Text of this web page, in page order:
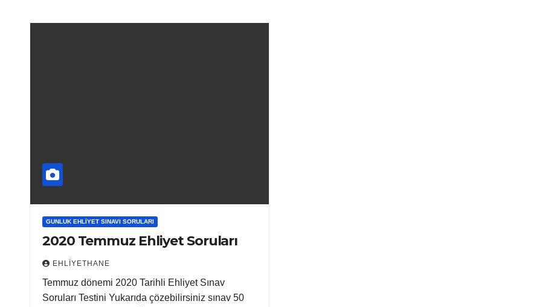
GUNLUK EHLIYET SINAVI SORULARI
2020 Temmuz Ehliyet Soruları
EHLIYETHANE
Temmuz dönemi 2020 Tarihli Ehliyet Sınav
Soruları Testini Yukarıda çözebilirsiniz sınav 50